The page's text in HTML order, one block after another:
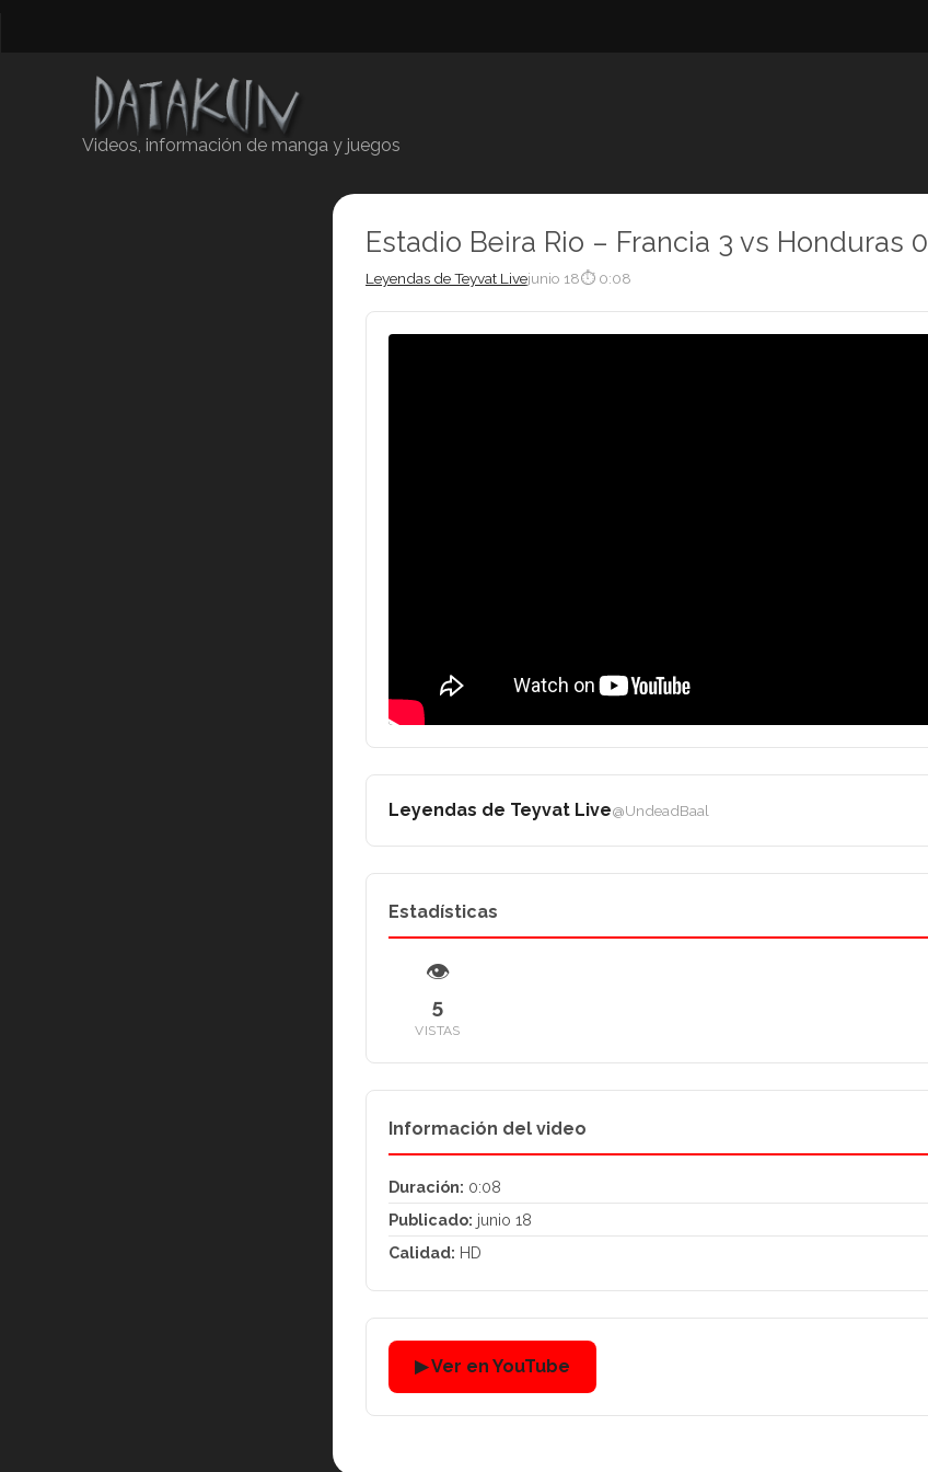
Videos, información de manga y juegos
Estadio Beira Rio – Francia 3 vs Honduras 0
Leyendas de Teyvat Livejunio 18⏱ 0:08
Leyendas de Teyvat Live@UndeadBaal
Estadísticas
👁
5
VISTAS
Información del video
Duración: 0:08
Publicado: junio 18
Calidad: HD
▶ Ver en YouTube